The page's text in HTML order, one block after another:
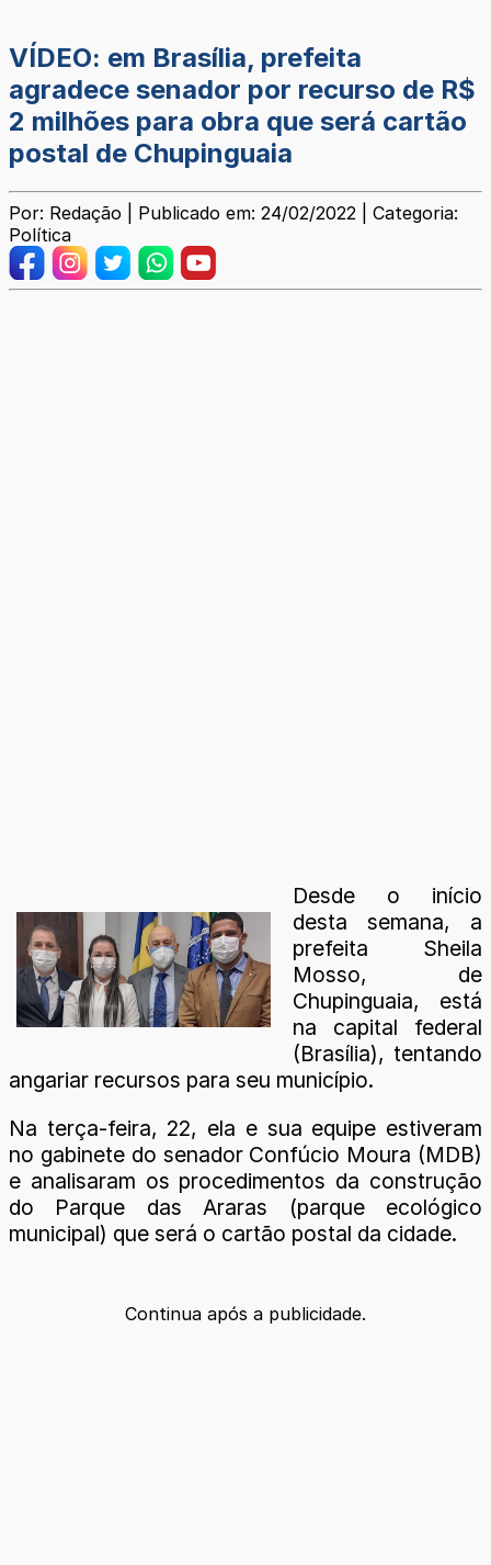
VÍDEO: em Brasília, prefeita
agradece senador por recurso de R$
2 milhões para obra que será cartão
postal de Chupinguaia
Por: Redação | Publicado em: 24/02/2022 | Categoria:
Política
Desde o início
desta semana, a
prefeita Sheila
Mosso, de
Chupinguaia, está
na capital federal
(Brasília), tentando
angariar recursos para seu município.
Na terça-feira, 22, ela e sua equipe estiveram
no gabinete do senador Confúcio Moura (MDB)
e analisaram os procedimentos da construção
do Parque das Araras (parque ecológico
municipal) que será o cartão postal da cidade.
Continua após a publicidade.